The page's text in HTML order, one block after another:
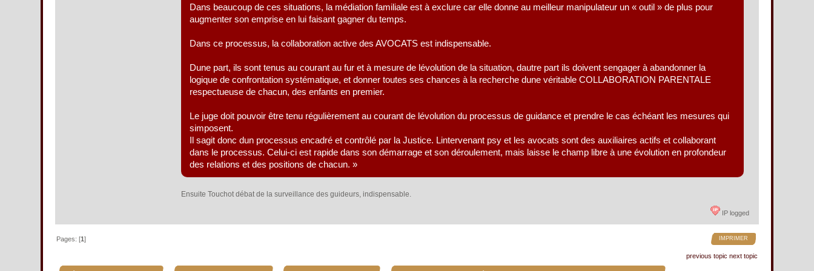
Dans beaucoup de ces situations, la médiation familiale est à exclure car elle donne au meilleur manipulateur un « outil » de plus pour
augmenter son emprise en lui faisant gagner du temps.
Dans ce processus, la collaboration active des AVOCATS est indispensable.
Dune part, ils sont tenus au courant au fur et à mesure de lévolution de la situation, dautre part ils doivent sengager à abandonner la
logique de confrontation systématique, et donner toutes ses chances à la recherche dune véritable COLLABORATION PARENTALE
respectueuse de chacun, des enfants en premier.
Le juge doit pouvoir être tenu régulièrement au courant de lévolution du processus de guidance et prendre le cas échéant les mesures qui
simposent.
Il sagit donc dun processus encadré et contrôlé par la Justice. Lintervenant psy et les avocats sont des auxiliaires actifs et collaborant
dans le processus. Celui-ci est rapide dans son démarrage et son déroulement, mais laisse le champ libre à une évolution en profondeur
des relations et des positions de chacun. »
Ensuite Touchot débat de la surveillance des guideurs, indispensable.
IP logged
IMPRIMER
Pages: [1]
previous topic next topic